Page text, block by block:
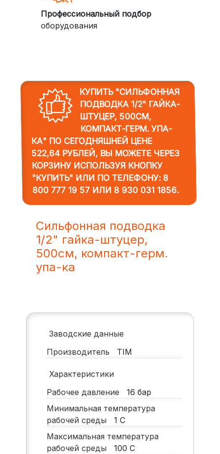
Профессиональный подбор
оборудования
КУПИТЬ "СИЛЬФОННАЯ
ПОДВОДКА 1/2" ГАЙКА-
ШТУЦЕР, 500СМ,
КОМПАКТ-ГЕРМ. УПА-
КА" ПО СЕГОДНЯШНЕЙ ЦЕНЕ
522,64 РУБЛЕЙ, ВЫ МОЖЕТЕ ЧЕРЕЗ
КОРЗИНУ ИСПОЛЬЗУЯ КНОПКУ
"КУПИТЬ" ИЛИ ПО ТЕЛЕФОНУ: 8
800 777 19 57ИЛИ 8 930 031 1856.
Сильфонная подводка
1/2" гайка-штуцер,
500см, компакт-герм.
упа-ка
Заводские данные
Производитель
TIM
Характеристики
Рабочее давление
16 бар
Минимальная температура
рабочей среды
1 С
Максимальная температура
рабочей среды
100 С